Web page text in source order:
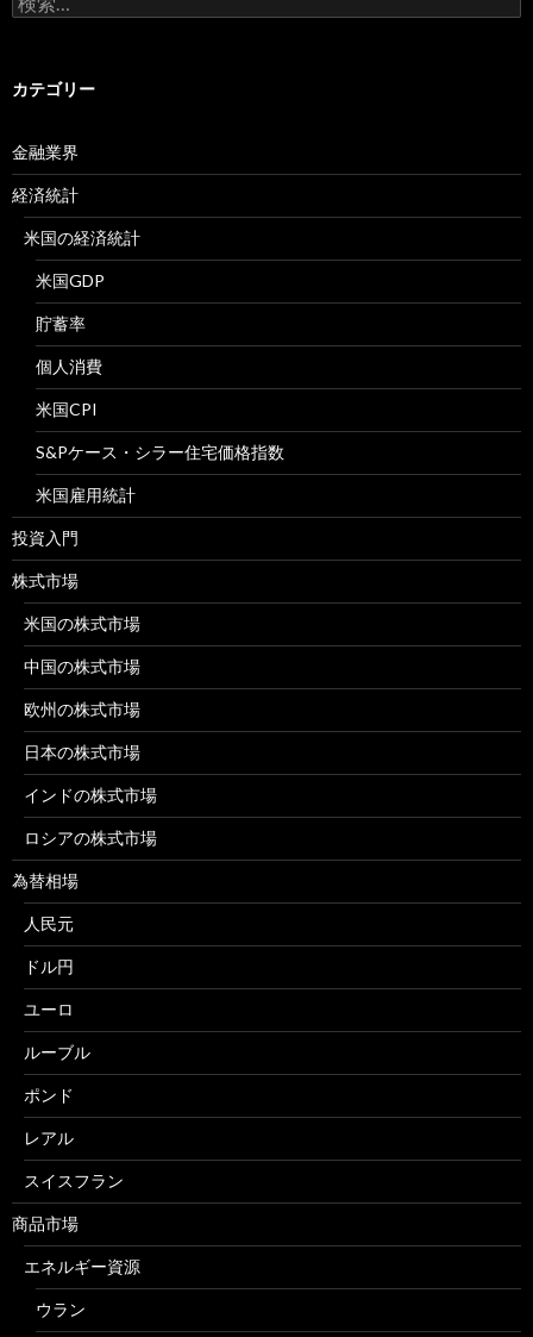
索:
カテゴリー
金融業界
経済統計
米国の経済統計
米国GDP
貯蓄率
個人消費
米国CPI
S&Pケース・シラー住宅価格指数
米国雇用統計
投資入門
株式市場
米国の株式市場
中国の株式市場
欧州の株式市場
日本の株式市場
インドの株式市場
ロシアの株式市場
為替相場
人民元
ドル円
ユーロ
ルーブル
ポンド
レアル
スイスフラン
商品市場
エネルギー資源
ウラン